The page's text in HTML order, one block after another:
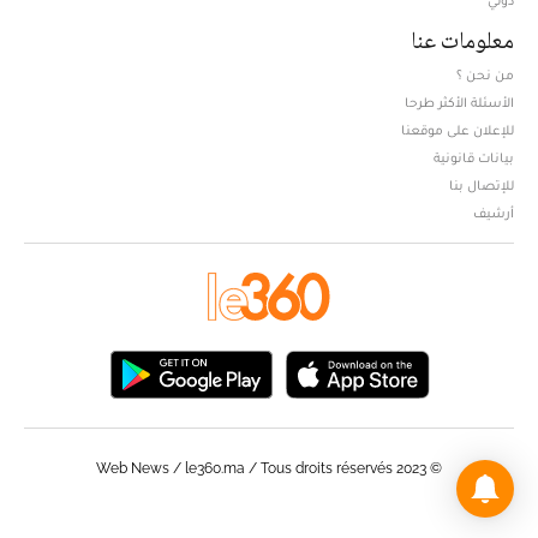
معلومات عنا
من نحن ؟
الأسئلة الأكثر طرحا
للإعلان على موقعنا
بيانات قانونية
للإتصال بنا
أرشيف
© Web News / le360.ma / Tous droits réservés 2023